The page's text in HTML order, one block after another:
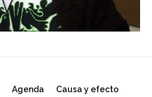
Agenda Causa y efecto